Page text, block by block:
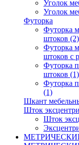
Уголок
Уголок
Футорка
Футорка
штоков (2)
Футорка
штоков с
Футорка
штоков (1)
Футорка
(1)
Шкант
Шток
Шток